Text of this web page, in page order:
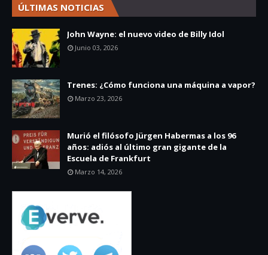
ÚLTIMAS NOTICIAS
John Wayne: el nuevo video de Billy Idol
Junio 03, 2026
Trenes: ¿Cómo funciona una máquina a vapor?
Marzo 23, 2026
Murió el filósofo Jürgen Habermas a los 96
años: adiós al último gran gigante de la
Escuela de Frankfurt
Marzo 14, 2026